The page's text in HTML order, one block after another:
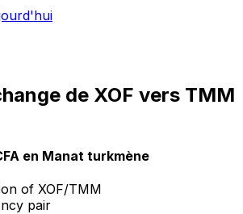
de XOF vers TMM
en Manat turkmène
of XOF/TMM
pair